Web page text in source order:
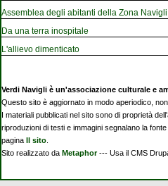
Assemblea degli abitanti della Zona Navigli
Da una terra inospitale
L'allievo dimenticato
Verdi Navigli è un'associazione culturale e
Questo sito è aggiornato in modo aperiodico,
I materiali pubblicati nel sito sono di proprietà
riproduzioni di testi e immagini segnalano la
pagina Il sito
Sito realizzato da Metaphor--- Usa il CMS